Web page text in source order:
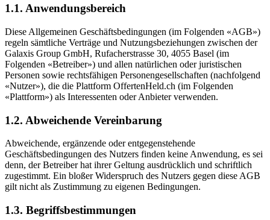
1.1. Anwendungsbereich
Diese Allgemeinen Geschäftsbedingungen (im Folgenden «AGB»)
regeln sämtliche Verträge und Nutzungsbeziehungen zwischen der
Galaxis Group GmbH, Rufacherstrasse 30, 4055 Basel (im
Folgenden «Betreiber») und allen natürlichen oder juristischen
Personen sowie rechtsfähigen Personengesellschaften (nachfolgend
«Nutzer»), die die Plattform OffertenHeld.ch (im Folgenden
«Plattform») als Interessenten oder Anbieter verwenden.
1.2. Abweichende Vereinbarung
Abweichende, ergänzende oder entgegenstehende
Geschäftsbedingungen des Nutzers finden keine Anwendung, es sei
denn, der Betreiber hat ihrer Geltung ausdrücklich und schriftlich
zugestimmt. Ein bloßer Widerspruch des Nutzers gegen diese AGB
gilt nicht als Zustimmung zu eigenen Bedingungen.
1.3. Begriffsbestimmungen